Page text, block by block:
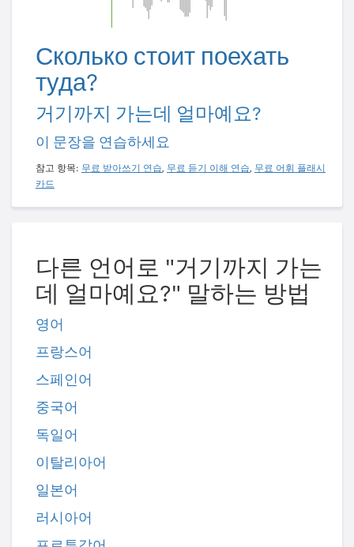
Сколько стоит поехать
туда?
거기까지 가는데 얼마예요?
이 문장을 연습하세요
참고 항목: 무료 받아쓰기 연습, 무료 듣기 이해 연습, 무료 어휘 플래시
카드
다른 언어로 "거기까지 가는
데 얼마예요?" 말하는 방법
영어
프랑스어
스페인어
중국어
독일어
이탈리아어
일본어
러시아어